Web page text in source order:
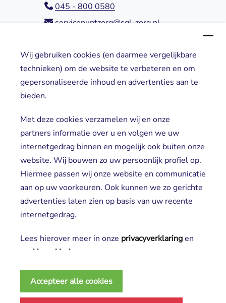
Wij gebruiken cookies (en daarmee vergelijkbare
technieken) om de website te verbeteren en om
gepersonaliseerde inhoud en advertenties aan te
bieden.
Met deze cookies verzamelen wij en onze
partners informatie over u en volgen we uw
internetgedrag binnen en mogelijk ook buiten onze
website. Wij bouwen zo uw persoonlijk profiel op.
Hiermee passen wij onze website en communicatie
aan op uw voorkeuren. Ook kunnen we zo gerichte
advertenties laten zien op basis van uw recente
internetgedrag.
Lees hierover meer in onze privacyverklaringen
cookieverklaring
Noodzakelijke cookies
Accepteer alle cookies
045 - 800 0580
servicepuntzorg@sgl-zorg.nl
Direct naar
Locaties
Vrijwilligers
Aanmelden nieuwsbrief
Privacy verklaring